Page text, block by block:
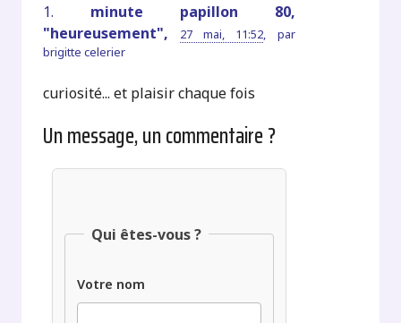
1.
minute papillon 80,
"heureusement",
27 mai, 11:52, par
brigitte celerier
curiosité... et plaisir chaque fois
Un message, un commentaire ?
Qui êtes-vous ?
Votre nom